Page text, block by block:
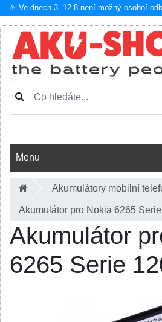
⚠️ Ve dnech 3.-12.8.není možný osobní
Menu
Akumulátory mobilní
Akumulátor pro Nokia 6265
Akumulátor
6265 Serie